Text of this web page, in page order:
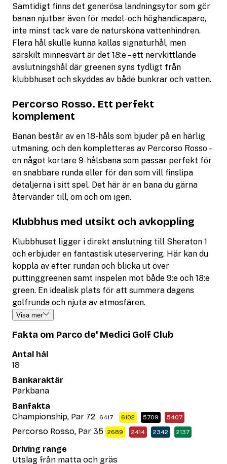
Samtidigt finns det generösa landningsytor som gör
banan njutbar även för medel- och höghandicapare,
inte minst tack vare de natursköna vattenhindren.
Flera hål skulle kunna kallas signaturhål, men
särskilt minnesvärt är det 18:e – ett nervkittlande
avslutningshål där greenen syns tydligt från
klubbhuset och skyddas av både bunkrar och vatten.
Percorso Rosso. Ett perfekt
komplement
Banan består av en 18-håls som bjuder på en härlig
utmaning, och den kompletteras av Percorso Rosso –
en något kortare 9-hålsbana som passar perfekt för
en snabbare runda eller för den som vill finslipa
detaljerna i sitt spel. Det här är en bana du gärna
återvänder till, om och om igen.
Klubbhus med utsikt och avkoppling
Klubbhuset ligger i direkt anslutning till Sheraton 1
och erbjuder en fantastisk uteservering. Här kan du
koppla av efter rundan och blicka ut över
puttinggreenen samt inspelen mot både 9:e och 18:e
green. En idealisk plats för att summera dagens
golfrunda och njuta av atmosfären.
Visa mer
Fakta om Parco de' Medici Golf Club
Antal hål
18
Bankaraktär
Parkbana
Banfakta
Championship, Par 72 6417 6102 5709 5407
Percorso Rosso, Par 35 2689 2414 2342 2137
Driving range
Utslag från matta och gräs